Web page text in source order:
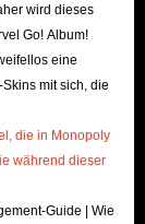
erhalten. Sie
Promo-Events
können Sie
erwerben.
zu
von
wird dieses
Go! Album!
eine
mit sich, die
die in Monopoly
während dieser